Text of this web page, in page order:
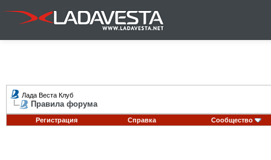
Лада Веста Клуб
Правила форума
Регистрация Справка Сообщество